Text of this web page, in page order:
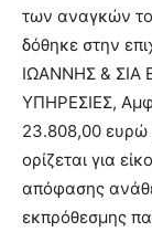
των αναγκών
δόθηκε στην
ΙΩΑΝΝΗΣ & ΣΙΑ
ΥΠΗΡΕΣΙΕΣ,
23.808,00 ευρώ
ορίζεται για
απόφασης
εκπρόθεσμης